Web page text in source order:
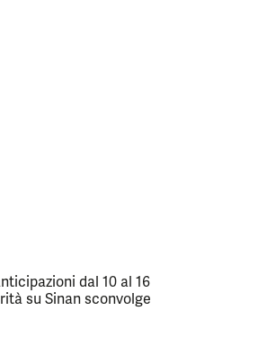
dal 10 al 16
su Sinan sconvolge